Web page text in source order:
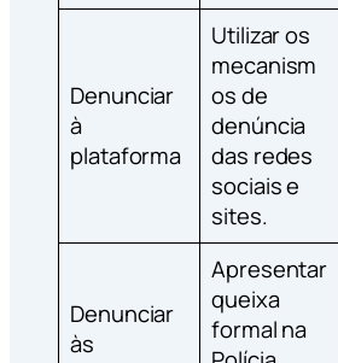
Denunciar
à
plataforma
Utilizar os
mecanism
os de
denúncia
das redes
sociais e
sites.
Denunciar
às
Apresentar
queixa
formal na